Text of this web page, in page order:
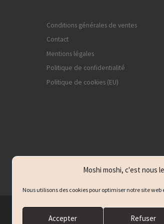
Moshi moshi, c'est nous
Nous utilisons des cookies pour optimiser notre site web
Accepter Refuser
Conditions générales de ventes
Contact
Mentions légales
Politique de confidentialité
Politique de cookies (EU)